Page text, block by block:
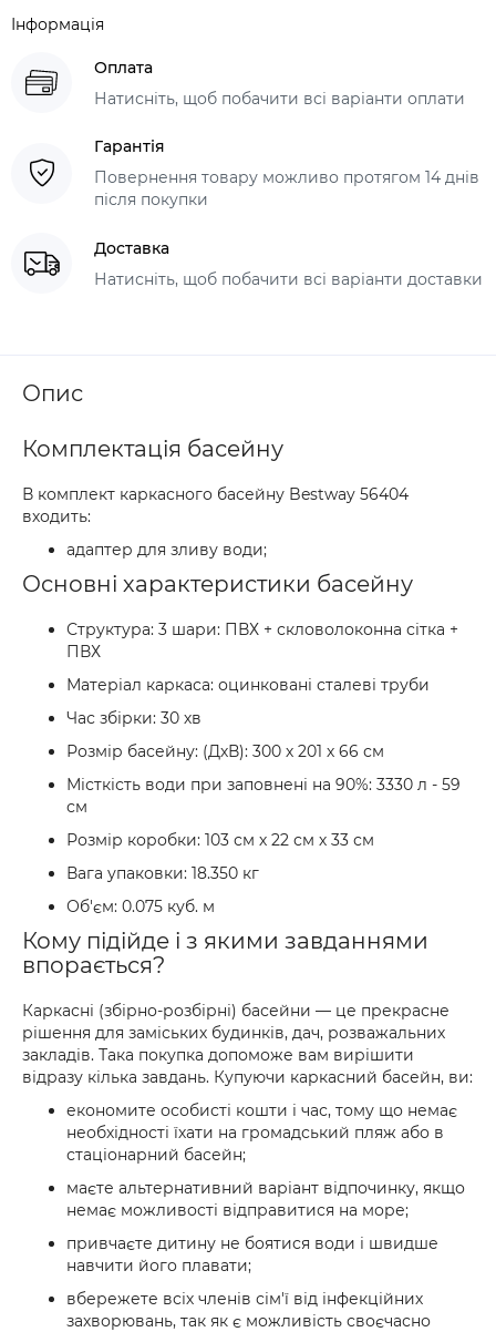
Інформація
Оплата
Натисніть, щоб побачити всі варіанти оплати
Гарантія
Повернення товару можливо протягом 14 днів
після покупки
Доставка
Натисніть, щоб побачити всі варіанти доставки
Опис
Комплектація басейну
В комплект каркасного басейну Bestway 56404
входить:
адаптер для зливу води;
Основні характеристики басейну
Структура: 3 шари: ПВХ + скловолоконна сітка +
ПВХ
Матеріал каркаса: оцинковані сталеві труби
Час збірки: 30 хв
Розмір басейну: (ДхВ): 300 х 201 х 66 см
Місткість води при заповнені на 90%: 3330 л - 59
см
Розмір коробки: 103 см х 22 см х 33 см
Вага упаковки: 18.350 кг
Об'єм: 0.075 куб. м
Кому підійде і з якими завданнями
впорається?
Каркасні (збірно-розбірні) басейни — це прекрасне
рішення для заміських будинків, дач, розважальних
закладів. Така покупка допоможе вам вирішити
відразу кілька завдань. Купуючи каркасний басейн, ви:
економите особисті кошти і час, тому що немає
необхідності їхати на громадський пляж або в
стаціонарний басейн;
маєте альтернативний варіант відпочинку, якщо
немає можливості відправитися на море;
привчаєте дитину не боятися води і швидше
навчити його плавати;
вбережете всіх членів сім'ї від інфекційних
захворювань, так як є можливість своєчасно